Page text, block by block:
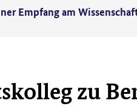
Empfang am
zu